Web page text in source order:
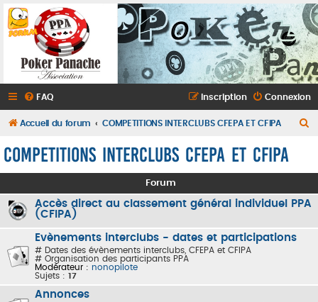
FAQ Connexion
Inscription
Accueil du forum COMPETITIONS INTERCLUBS CFEPA ET CFIPA
e
COMPETITIONS INTERCLUBS CFEPA ET CFIPA
Forum
Accès direct au classement général individuel PPA
(CFIPA)
Evènements interclubs - dates et participations
# Dates des évènements interclubs, CFEPA et CFIPA
# Organisation des participants PPA
Modérateur : nonopilote
Sujets : 17
Annonces